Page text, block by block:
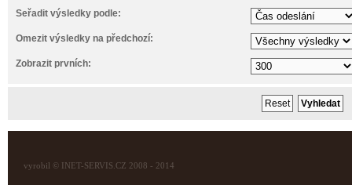
Seřadit výsledky podle:
Omezit výsledky na předchozí:
Zobrazit prvních:
vyrobil © INET-SERVIS.CZ 2008 - 2014